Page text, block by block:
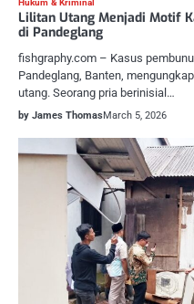
Hukum & Kriminal
Lilitan Utang Menjadi Motif
di Pandeglang
fishgraphy.com – Kasus
Pandeglang, Banten,
utang. Seorang pria berinisial…
by James ThomasMarch 5, 2026